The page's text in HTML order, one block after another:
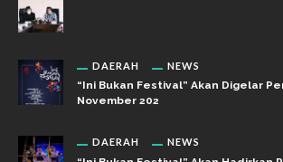
DAERAH NEWS
“Ini Bukan Festival” Akan Digelar
November 202
DAERAH NEWS